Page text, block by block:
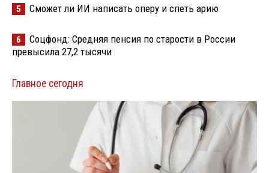
5 Сможет ли ИИ написать оперу и спеть арию
6
Соцфонд: Средняя пенсия по старости в России
превысила 27,2 тысячи
Главное сегодня